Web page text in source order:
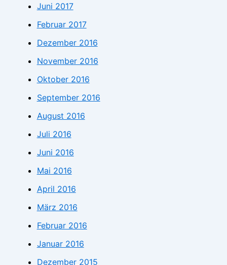
Juni 2017
Februar 2017
Dezember 2016
November 2016
Oktober 2016
September 2016
August 2016
Juli 2016
Juni 2016
Mai 2016
April 2016
März 2016
Februar 2016
Januar 2016
Dezember 2015